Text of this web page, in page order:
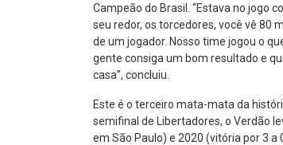
Campeão do Brasil. “Estava no jogo
seu redor, os torcedores, você vê 80
de um jogador. Nosso time jogou o
gente consiga um bom resultado e
casa”, concluiu.
Este é o terceiro mata-mata da
semifinal de Libertadores, o Verdão
em São Paulo) e 2020 (vitória por 3